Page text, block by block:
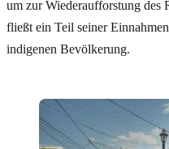
um zur Wiederaufforstung des
fließt ein Teil seiner
indigenen Bevölkerung.